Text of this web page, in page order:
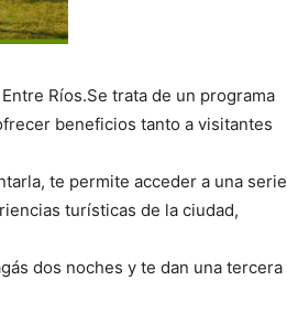
Ríos.Se trata de un programa
beneficios tanto a visitantes
te permite acceder a una serie
turísticas de la ciudad,
dos noches y te dan una tercera